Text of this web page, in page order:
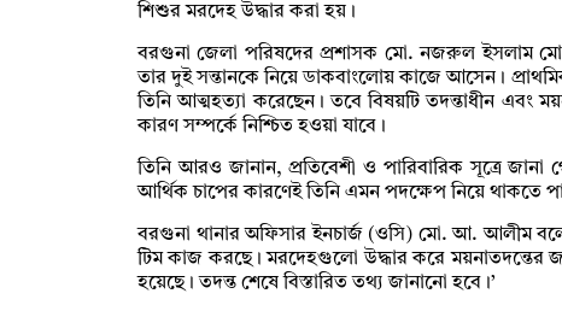
শিশুর মরদেহ উদ্ধার করা হয়।
বরগুনা জেলা পরিষদের প্রশাসক মো. নজরুল ইসলাম
তার দুই সন্তানকে নিয়ে ডাকবাংলোয় কাজে আসেন।
তিনি আত্মহত্যা করেছেন। তবে বিষয়টি তদন্তাধীন এবং
কারণ সম্পর্কে নিশ্চিত হওয়া যাবে।
তিনি আরও জানান, প্রতিবেশী ও পারিবারিক সূত্রে জানা
আর্থিক চাপের কারণেই তিনি এমন পদক্ষেপ নিয়ে থাকতে
বরগুনা থানার অফিসার ইনচার্জ (ওসি) মো. আ. আলীম
টিম কাজ করছে। মরদেহগুলো উদ্ধার করে ময়নাতদন্তের
হয়েছে। তদন্ত শেষে বিস্তারিত তথ্য জানানো হবে।’